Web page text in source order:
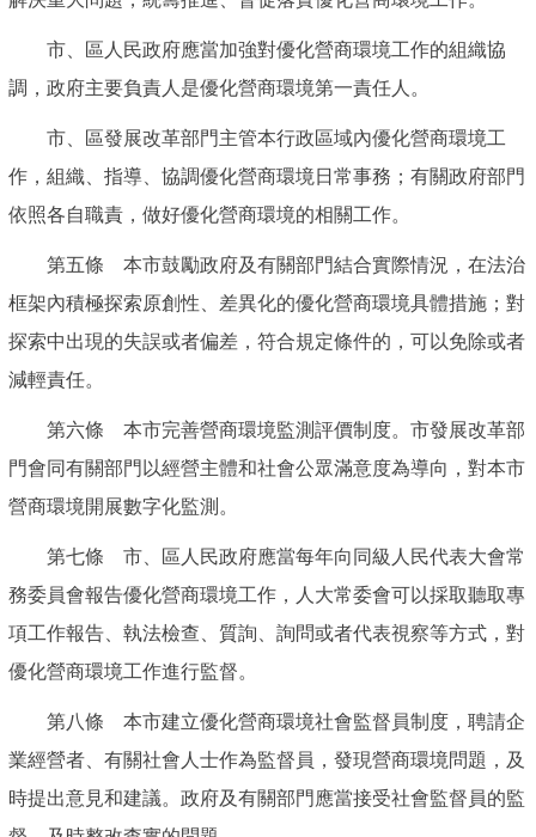
市、區人民政府應當加強對優化營商環境工作的組織協
調，政府主要負責人是優化營商環境第一責任人。
市、區發展改革部門主管本行政區域內優化營商環境工
作，組織、指導、協調優化營商環境日常事務；有關政府部門
依照各自職責，做好優化營商環境的相關工作。
第五條 本市鼓勵政府及有關部門結合實際情況，在法治
框架內積極探索原創性、差異化的優化營商環境具體措施；對
探索中出現的失誤或者偏差，符合規定條件的，可以免除或者
減輕責任。
第六條 本市完善營商環境監測評價制度。市發展改革部
門會同有關部門以經營主體和社會公眾滿意度為導向，對本市
營商環境開展數字化監測。
第七條 市、區人民政府應當每年向同級人民代表大會常
務委員會報告優化營商環境工作，人大常委會可以採取聽取專
項工作報告、執法檢查、質詢、詢問或者代表視察等方式，對
優化營商環境工作進行監督。
第八條 本市建立優化營商環境社會監督員制度，聘請企
業經營者、有關社會人士作為監督員，發現營商環境問題，及
時提出意見和建議。政府及有關部門應當接受社會監督員的監